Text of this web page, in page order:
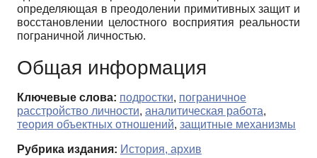
определяющая в преодолении примитивных защит и
восстановлении целостного восприятия реальности
пограничной личностью.
Общая информация
Ключевые слова: подростки, пограничное
расстройство личности, аналитическая работа,
теория объектных отношений, защитные механизмы
Рубрика издания: История, архив